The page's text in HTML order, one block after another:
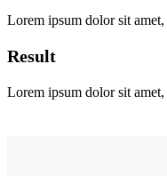
Lorem ipsum dolor sit
Result
Lorem ipsum dolor sit